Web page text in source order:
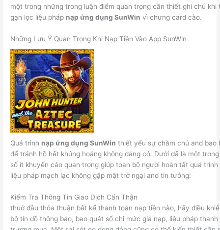
một trong những trong luận điểm quan trọng cần thiết ghi chú khi
gạn lọc liệu pháp nạp ứng dụng SunWin vì chưng card cào.
Những Lưu Ý Quan Trọng Khi Nạp Tiền Vào App SunWin
Quá trình nạp ứng dụng SunWin thiết yếu sự chăm chú and bao
để tránh hồ hết khủng hoảng không đáng có. Dưới đã là một
số ít khuyến cáo quan trọng giúp toàn bộ người hoàn tất quá
liệu pháp mạch lạc không gặp mặt trở ngại and tin tưởng:
Kiểm Tra Thông Tin Giao Dịch Cẩn Thận
thuở đầu thỏa thuận bất kể thanh toán nạp tiền nào, hãy điều
bộ tín đồ thông báo, bao quát số chi mức giá nạp, liệu pháp